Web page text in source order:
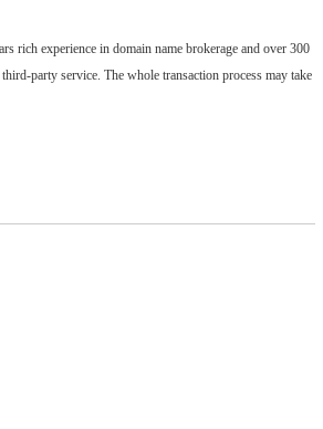
rich experience in domain name brokerage and over 300
party service. The whole transaction process may take